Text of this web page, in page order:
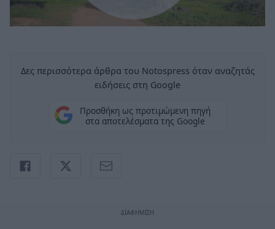
Δες περισσότερα άρθρα του Notospress όταν αναζητάς
ειδήσεις στη Google
Προσθήκη ως προτιμώμενη πηγή
στα αποτελέσματα της Google